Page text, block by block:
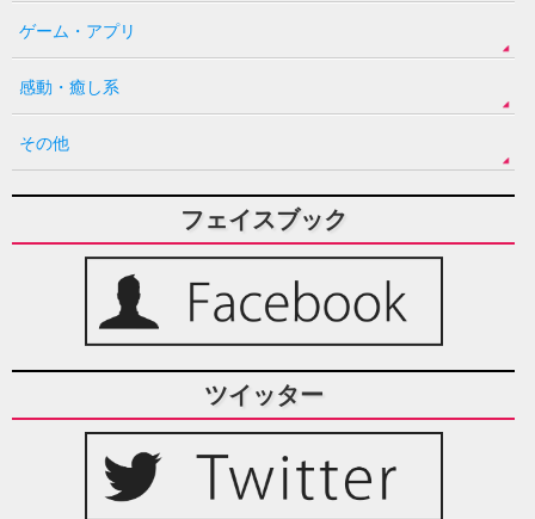
ゲーム・アプリ
感動・癒し系
その他
フェイスブック
ツイッター